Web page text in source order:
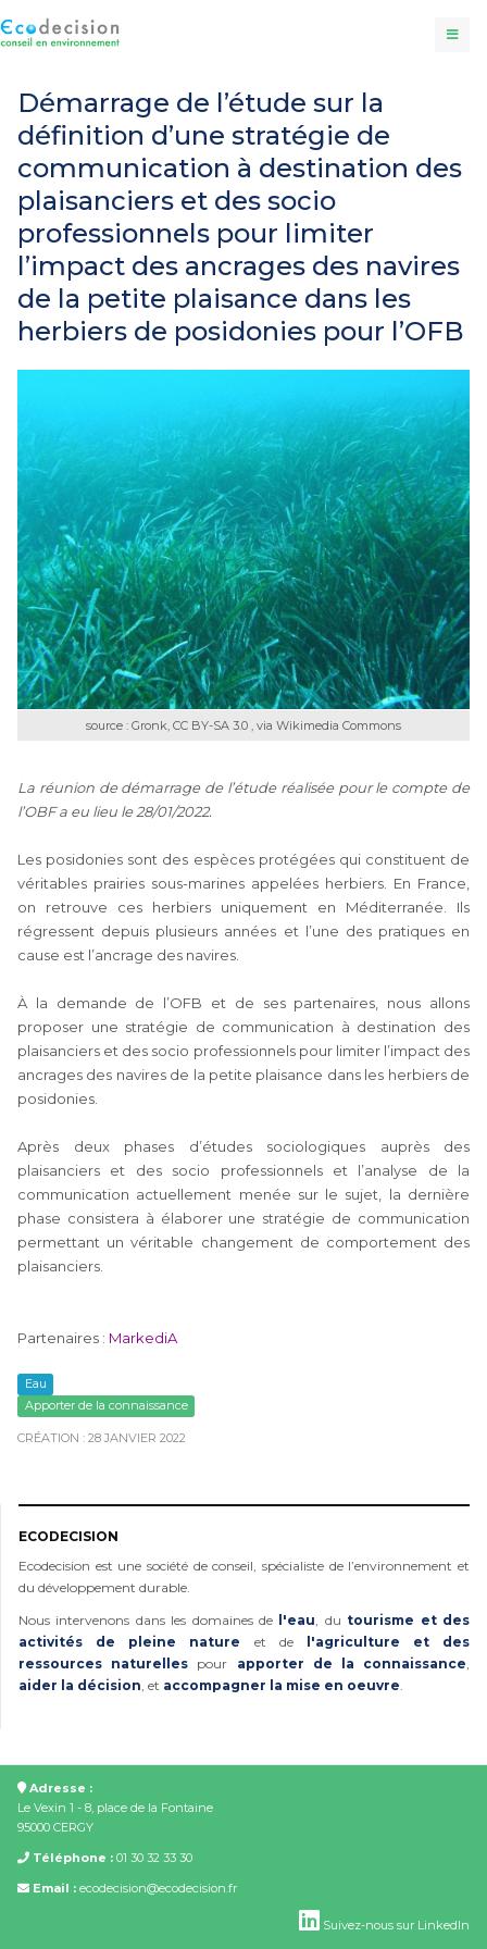
Démarrage de l’étude sur la
définition d’une stratégie de
communication à destination des
plaisanciers et des socio
professionnels pour limiter
l’impact des ancrages des navires
de la petite plaisance dans les
herbiers de posidonies pour l’OFB
source : Gronk, CC BY-SA 3.0 , via Wikimedia Commons
La réunion de démarrage de l’étude réalisée pour le compte de
l’OBF a eu lieu le 28/01/2022.
Les posidonies sont des espèces protégées qui constituent de
véritables prairies sous-marines appelées herbiers. En France,
on retrouve ces herbiers uniquement en Méditerranée. Ils
régressent depuis plusieurs années et l’une des pratiques en
cause est l’ancrage des navires.
À la demande de l’OFB et de ses partenaires, nous allons
proposer une stratégie de communication à destination des
plaisanciers et des socio professionnels pour limiter l’impact des
ancrages des navires de la petite plaisance dans les herbiers de
posidonies.
Après deux phases d’études sociologiques auprès des
plaisanciers et des socio professionnels et l’analyse de la
communication actuellement menée sur le sujet, la dernière
phase consistera à élaborer une stratégie de communication
permettant un véritable changement de comportement des
plaisanciers.
Partenaires : MarkediA
Eau
Apporter de la connaissance
CRÉATION : 28 JANVIER 2022
ECODECISION
Ecodecision est une société de conseil, spécialiste de l’environnement et
du développement durable.
Nous intervenons dans les domaines de l'eau , du tourisme et des
activités de pleine nature et del'agriculture et des
ressources naturelles pour apporter de la connaissance
aider la décision , et accompagner la mise en oeuvre
Adresse :
Le Vexin 1 - 8, place de la Fontaine
95000 CERGY
Téléphone : 01 30 32 33 30
Email : ecodecision@ecodecision.fr
Suivez-nous sur LinkedIn